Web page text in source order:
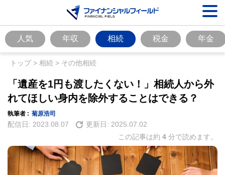
人気 年収 相続 税金 年金
トップ> 相続 > その他相続
「遺産を1円も渡したくない！」相続人から外
れてほしい身内を除外することはできる？
執筆者 : 菊原浩司
配信日: 2023.08.07 更新日: 2025.07.02
この記事は約 4 分で読めます。